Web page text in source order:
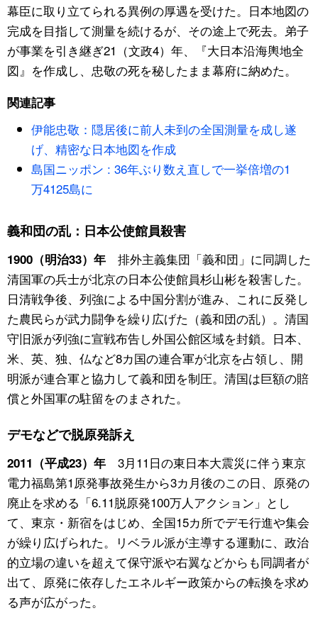
幕臣に取り立てられる異例の厚遇を受けた。日本地図の
完成を目指して測量を続けるが、その途上で死去。弟子
が事業を引き継ぎ21（文政4）年、『大日本沿海輿地全
図』を作成し、忠敬の死を秘したまま幕府に納めた。
関連記事
伊能忠敬：隠居後に前人未到の全国測量を成し遂
げ、精密な日本地図を作成
島国ニッポン : 36年ぶり数え直しで一挙倍増の1
万4125島に
義和団の乱：日本公使館員殺害
1900（明治33）年排外主義集団「義和団」に同調した
清国軍の兵士が北京の日本公使館員杉山彬を殺害した。
日清戦争後、列強による中国分割が進み、これに反発し
た農民らが武力闘争を繰り広げた（義和団の乱）。清国
守旧派が列強に宣戦布告し外国公館区域を封鎖。日本、
米、英、独、仏など8カ国の連合軍が北京を占領し、開
明派が連合軍と協力して義和団を制圧。清国は巨額の賠
償と外国軍の駐留をのまされた。
デモなどで脱原発訴え
2011（平成23）年3月11日の東日本大震災に伴う東京
電力福島第1原発事故発生から3カ月後のこの日、原発の
廃止を求める「6.11脱原発100万人アクション」とし
て、東京・新宿をはじめ、全国15カ所でデモ行進や集会
が繰り広げられた。リベラル派が主導する運動に、政治
的立場の違いを超えて保守派や右翼などからも同調者が
出て、原発に依存したエネルギー政策からの転換を求め
る声が広がった。